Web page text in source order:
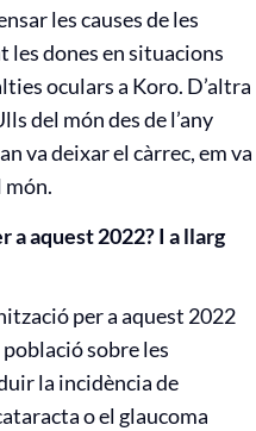
les causes de les
les dones en situacions
oculars a Koro. D’altra
del món des de l’any
va deixar el càrrec, em va
món.
a aquest 2022? I a llarg
per a aquest 2022
sobre les
la incidència de
o el glaucoma